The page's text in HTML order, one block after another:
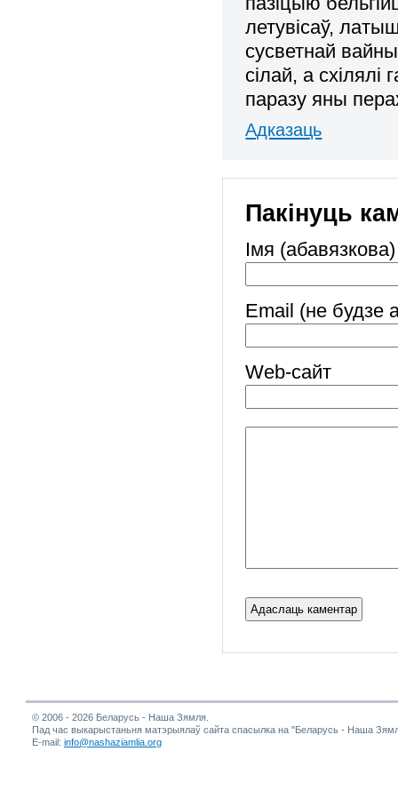
летувісаў,
сусветнай
сілай, а
паразу яны
Адказаць
Пакінуць
Імя (абавязкова)
Email (не будзе
Web-cайт
© 2006 - 2026 Беларусь - Наша Зямля.
Пад час выкарыстаньня матэрыялаў сайта спасылка на "Беларусь - Наша
E-mail: info@nashaziamlia.org